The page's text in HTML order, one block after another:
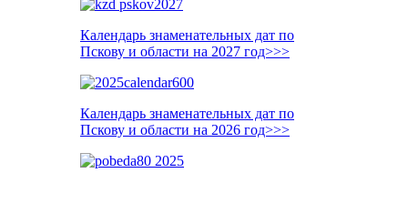
Календарь знаменательных дат по
Пскову и области на 2027 год>>>
Календарь знаменательных дат по
Пскову и области на 2026 год>>>